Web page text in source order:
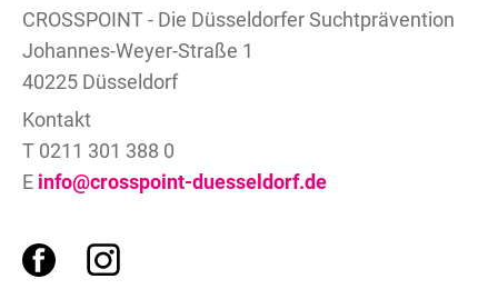
CROSSPOINT - Die Düsseldorfer Suchtprävention
Johannes-Weyer-Straße 1
40225 Düsseldorf
Kontakt
T 0211 301 388 0
E info@crosspoint-duesseldorf.de
F I